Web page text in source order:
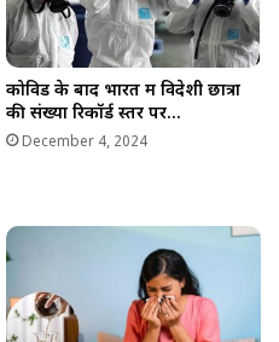
कोविड के बाद भारत में विदेशी छात्रों
की संख्या रिकॉर्ड स्तर पर…
December 4, 2024